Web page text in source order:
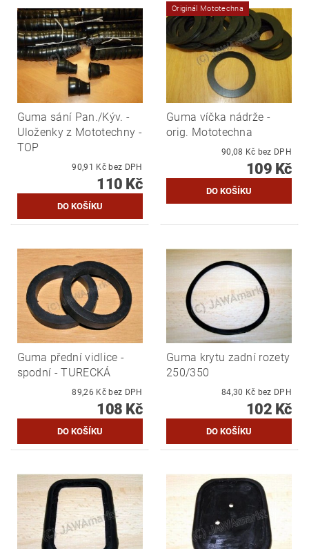
Guma sání Pan./Kýv. -
Uloženky z Mototechny -
TOP
90,91 Kč bez DPH
110 Kč
Originál Mototechna
Guma víčka nádrže -
orig. Mototechna
90,08 Kč bez DPH
109 Kč
Guma přední vidlice -
spodní - TURECKÁ
89,26 Kč bez DPH
108 Kč
Guma krytu zadní rozety
250/350
84,30 Kč bez DPH
102 Kč